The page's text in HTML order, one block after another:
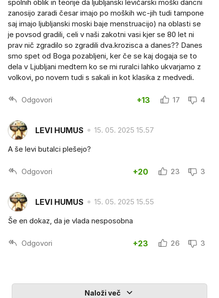
spolnih oblik in teorije da ljubljanski levičarski moški dancni
zanosijo zaradi česar imajo po moških wc-jih tudi tampone
saj imajo ljubljanski moski baje menstruacijo) na oblasti se
je povsod gradili, celi v naši zakotni vasi kjer se 80 let ni
prav nič zgradilo so zgradili dva.krozisca a danes?? Danes
smo spet od Boga pozabljeni, ker če se kaj dogaja se to
dela v Ljubljani medtem ko se mi ruralci lahko ukvarjamo z
volkovi, po novem tudi s sakali in kot klasika z medvedi.
Odgovori +13 17 4
LEVI HUMUS 15. 05. 2025 15.57
A še levi butalci plešejo?
Odgovori +20 23 3
LEVI HUMUS 15. 05. 2025 15.55
Še en dokaz, da je vlada nesposobna
Odgovori +23 26 3
Naloži več